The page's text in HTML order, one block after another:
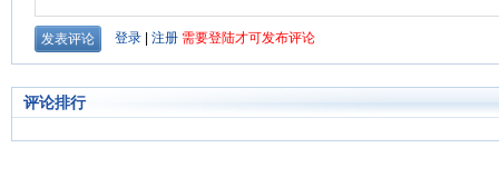
评论排行